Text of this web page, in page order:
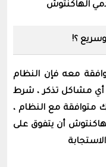
الهاكنتوش
؟!
معه فإن النظام
مشاكل تذكر ، شرط
متوافقة مع النظام ،
أن يتفوق على